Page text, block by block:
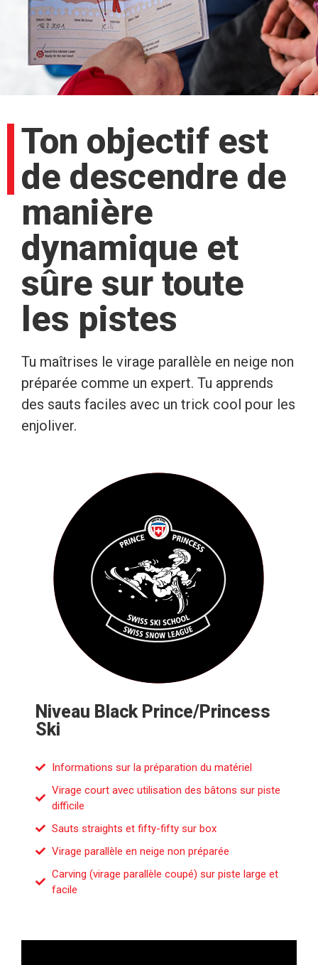
Ton objectif est
de descendre de
manière
dynamique et
sûre sur toute
les pistes
Tu maîtrises le virage parallèle en neige non
préparée comme un expert. Tu apprends
des sauts faciles avec un trick cool pour les
enjoliver.
Niveau Black Prince/Princess
Ski
Informations sur la préparation du matériel
Virage court avec utilisation des bâtons sur piste
difficile
Sauts straights et fifty-fifty sur box
Virage parallèle en neige non préparée
Carving (virage parallèle coupé) sur piste large et
facile